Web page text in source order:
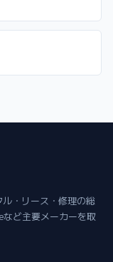
・リース・修理の総
ど主要メーカーを取